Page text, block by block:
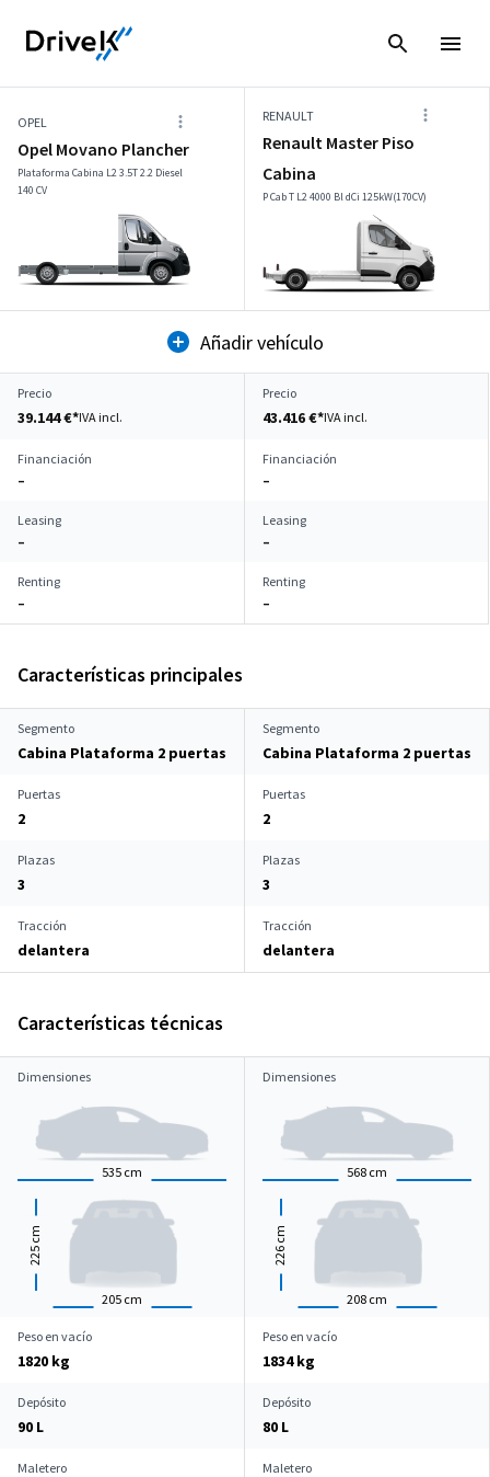
OPEL
Opel Movano Plancher
Plataforma Cabina L2 3.5T 2.2 Diesel
140 CV
RENAULT
Renault Master Piso
Cabina
P Cab T L2 4000 Bl dCi 125kW(170CV)
Añadir vehículo
Precio
39.144 €*IVA incl.
Precio
43.416 €*IVA incl.
Financiación
–
Financiación
–
Leasing
–
Leasing
–
Renting
–
Renting
–
Características principales
Segmento
Cabina Plataforma 2 puertas
Segmento
Cabina Plataforma 2 puertas
Puertas
2
Puertas
2
Plazas
3
Plazas
3
Tracción
delantera
Tracción
delantera
Características técnicas
Dimensiones
535 cm
205 cm
225
cm
Dimensiones
568 cm
208 cm
226
cm
Peso en vacío
1820 kg
Peso en vacío
1834 kg
Depósito
90 L
Depósito
80 L
Maletero Maletero